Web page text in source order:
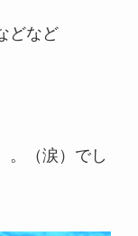
どなど
。（涙）でし